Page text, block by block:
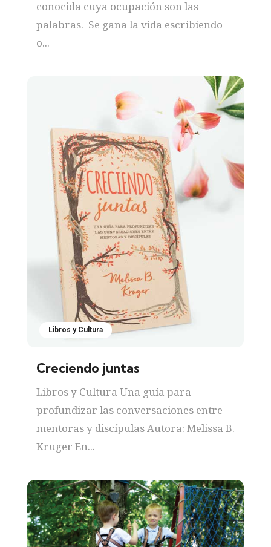
conocida cuya ocupación son las
palabras. Se gana la vida escribiendo
o...
Libros y Cultura
Creciendo juntas
Libros y Cultura Una guía para
profundizar las conversaciones entre
mentoras y discípulas Autora: Melissa B.
Kruger En...